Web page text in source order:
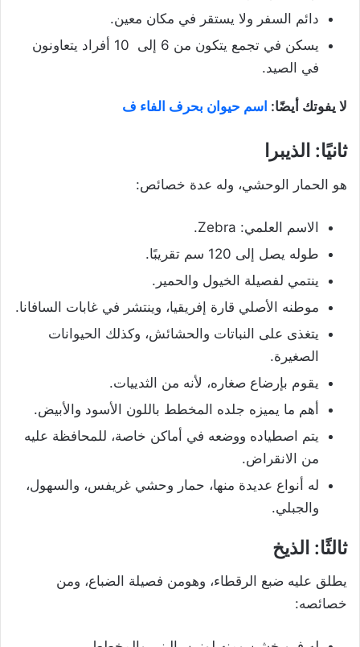
دائم السفر ولا يستقر في مكان معين.
يسكن في تجمع يتكون من 6 إلى 10 أفراد يتعاونون
في الصيد.
لا يفوتك أيضًا: اسم حيوان بحرف الفاء ف
ثانيًا: الذيبرا
هو الحمار الوحشي، وله عدة خصائص:
الاسم العلمي: Zebra.
طوله يصل إلى 120 سم تقريبًا.
ينتمي لفصيلة الخيول والحمير.
موطنه الأصلي قارة إفريقيا، وينتشر في غابات السافانا.
يتغذى على النباتات والحشائش، وكذلك الحيوانات
الصغيرة.
يقوم بإرضاع صغاره، لأنه من الثدييات.
أهم ما يميزه جلده المخطط باللون الأسود والأبيض.
يتم اصطياده ووضعه في أماكن خاصة، للمحافظة عليه
من الانقراض.
له أنواع عديدة منها، حمار وحشي غريفس، والسهول،
والجبلي.
ثالثًا: الذيخ
يطلق عليه ضبع الرقطاء، وهومن فصيلة الضباع، ومن
خصائصه: